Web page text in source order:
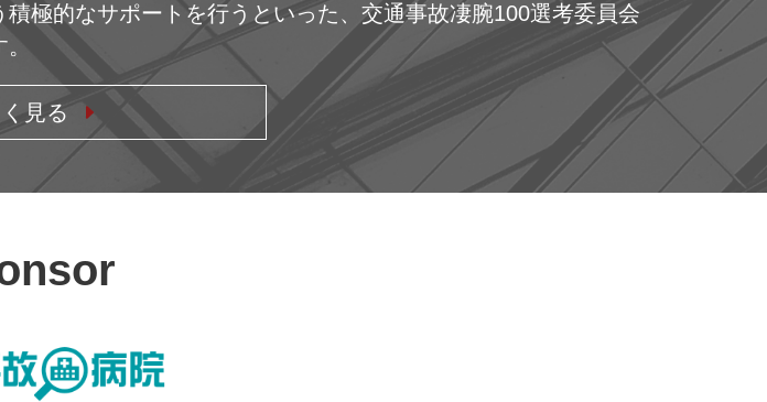
極的なサポートを行うといった、交通事故凄腕100選考委員会
見る